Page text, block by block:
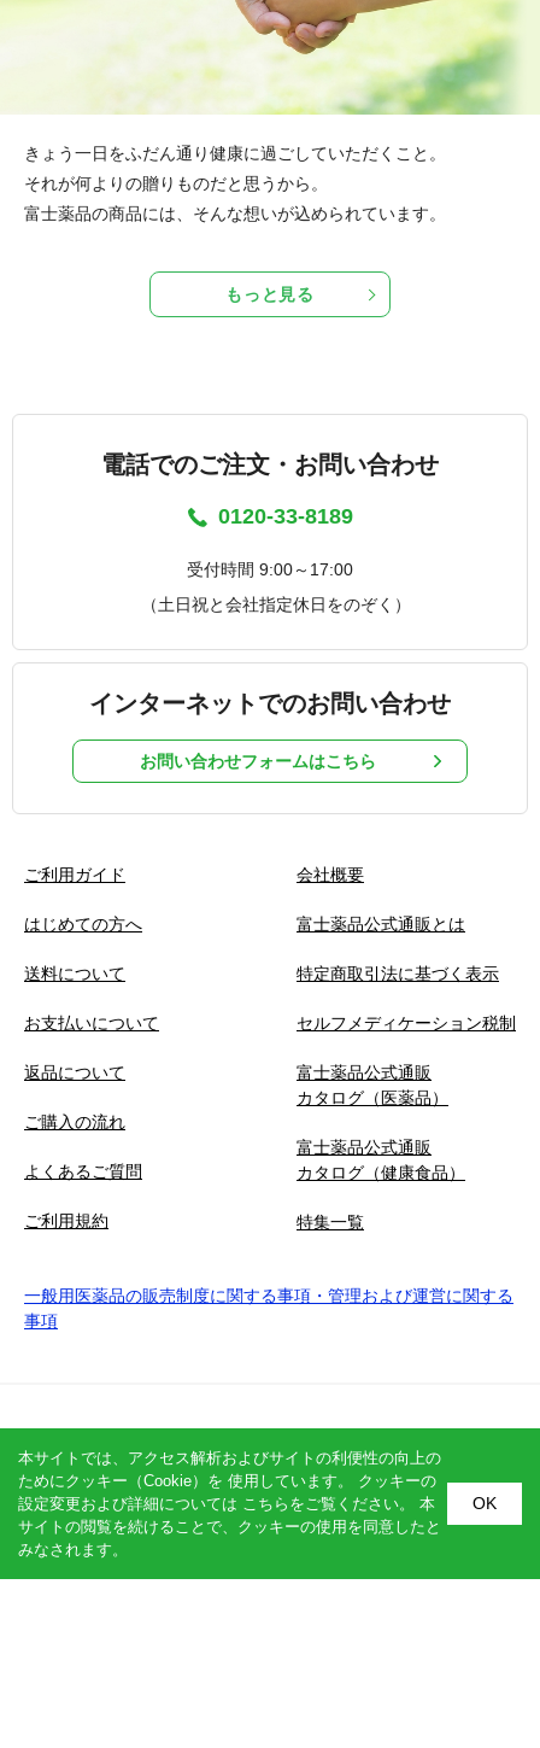
きょう一日をふだん通り健康に過ごしていただくこと。
それが何よりの贈りものだと思うから。
富士薬品の商品には、そんな想いが込められています。
もっと見る
電話でのご注文・お問い合わせ
0120-33-8189
受付時間 9:00～17:00
（土日祝と会社指定休日をのぞく）
インターネットでのお問い合わせ
お問い合わせフォームはこちら
ご利用ガイド
はじめての方へ
送料について
お支払いについて
返品について
ご購入の流れ
よくあるご質問
ご利用規約
会社概要
富士薬品公式通販とは
特定商取引法に基づく表示
セルフメディケーション税制
富士薬品公式通販
カタログ（医薬品）
富士薬品公式通販
カタログ（健康食品）
特集一覧
一般用医薬品の販売制度に関する事項・管理および運営に関する
事項
本サイトでは、アクセス解析およびサイトの利便性の向上の
ためにクッキー（Cookie）を 使用しています。 クッキーの
設定変更および詳細については こちら をご覧ください。 本
サイトの閲覧を続けることで、クッキーの使用を同意したと
みなされます。
OK